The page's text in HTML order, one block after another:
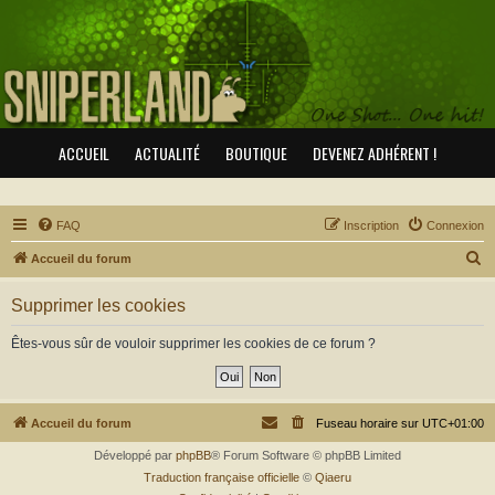
ACCUEIL ACTUALITÉ BOUTIQUE DEVENEZ ADHÉRENT !
FAQ Connexion
Inscription
Accueil du forum
c
h
Supprimer les cookies
Êtes-vous sûr de vouloir supprimer les cookies de ce forum ?
Accueil du forum Fuseau horaire sur UTC+01:00
Développé par phpBB® Forum Software © phpBB Limited
Traduction française officielle © Qiaeru